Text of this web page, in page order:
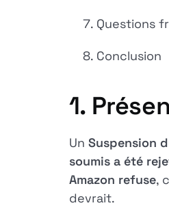
Questions
Conclusion
1.
Un Suspension
soumis a été
Amazon refuse,
devrait.